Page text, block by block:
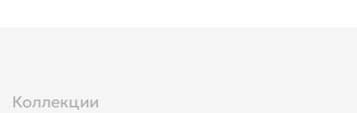
Коллекции